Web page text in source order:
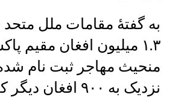
به گفتۀ مقامات ملل متحد
۱.۳ میلیون افغان مقیم
منحیث مهاجر ثبت نام
نزدیک به ۹۰۰